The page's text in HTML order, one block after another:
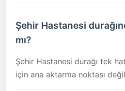
Şehir Hastanesi
mı?
Şehir Hastanesi durağı tek
için ana aktarma noktası